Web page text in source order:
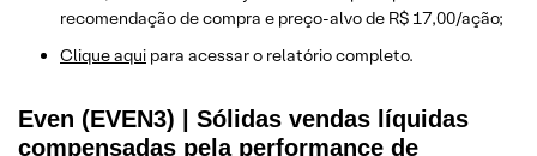
recomendação de compra e preço-alvo de R$ 17,00/ação;
Clique aqui para acessar o relatório completo.
Even (EVEN3) | Sólidas vendas líquidas
compensadas pela performance de